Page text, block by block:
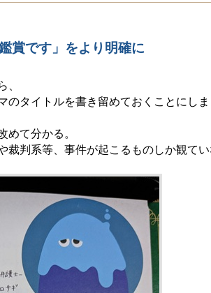
賞です」をより明確に
、
のタイトルを書き留めておくことにし
めて分かる。
裁判系等、事件が起こるものしか観て